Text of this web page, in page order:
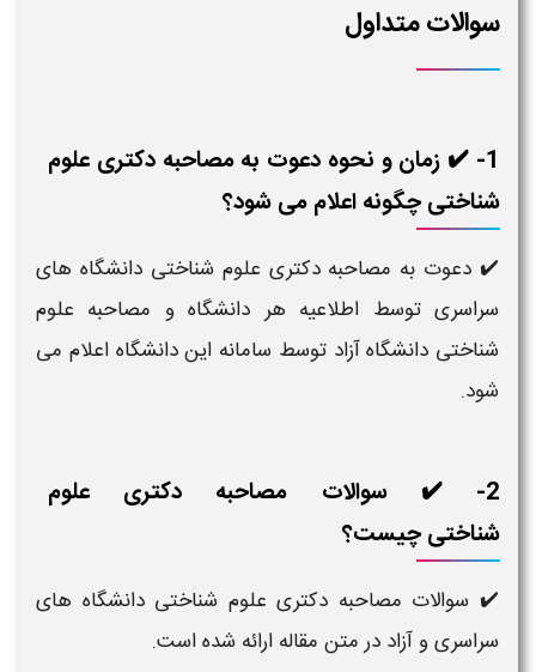
سوالات متداول
1- ✔️ زمان و نحوه دعوت به مصاحبه دکتری علوم
شناختی چگونه اعلام می شود؟
✔️ دعوت به مصاحبه دکتری علوم شناختی دانشگاه های
سراسری توسط اطلاعیه هر دانشگاه و مصاحبه علوم
شناختی دانشگاه آزاد توسط سامانه این دانشگاه اعلام می
شود.
2- ✔️ سوالات مصاحبه دکتری علوم
شناختی چیست؟
✔️ سوالات مصاحبه دکتری علوم شناختی دانشگاه های
سراسری و آزاد در متن مقاله ارائه شده است.